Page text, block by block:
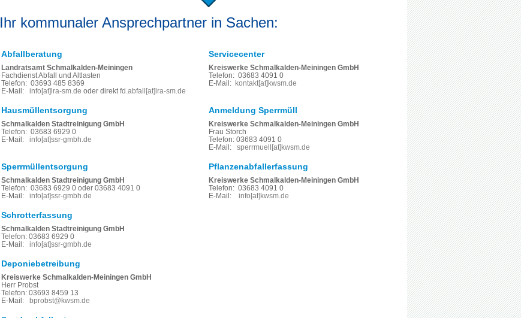
Ihr kommunaler Ansprechpartner in Sachen:
Abfallberatung
Landratsamt Schmalkalden-Meiningen
Fachdienst Abfall und Altlasten
Telefon: 03693 485 8369
E-Mail: info[at]lra-sm.de oder direktfd.abfall[at]lra-sm.de
Servicecenter
Kreiswerke Schmalkalden-Meiningen GmbH
Telefon: 03683 4091 0
E-Mail: kontakt[at]kwsm.de
Hausmüllentsorgung
Schmalkalden Stadtreinigung GmbH
Telefon: 03683 6929 0
E-Mail: info[at]ssr-gmbh.de
Anmeldung Sperrmüll
Kreiswerke Schmalkalden-Meiningen GmbH
Frau Storch
Telefon: 03683 4091 0
E-Mail: sperrmuell[at]kwsm.de
Sperrmüllentsorgung
Schmalkalden Stadtreinigung GmbH
Telefon: 03683 6929 0 oder 03683 4091 0
E-Mail: info[at]ssr-gmbh.de
Pflanzenabfallerfassung
Kreiswerke Schmalkalden-Meiningen GmbH
Telefon: 03683 4091 0
E-Mail: info[at]kwsm.de
Schrotterfassung
Schmalkalden Stadtreinigung GmbH
Telefon: 03683 6929 0
E-Mail: info[at]ssr-gmbh.de
Deponiebetreibung
Kreiswerke Schmalkalden-Meiningen GmbH
Herr Probst
Telefon: 03693 8459 13
E-Mail:
bprobst@kwsm.de